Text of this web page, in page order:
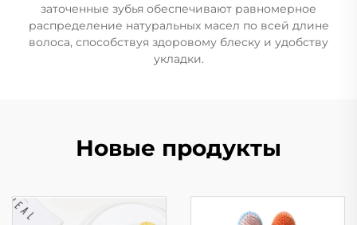
заточенные зубья обеспечивают равномерное
распределение натуральных масел по всей длине
волоса, способствуя здоровому блеску и удобству
укладки.
Новые продукты